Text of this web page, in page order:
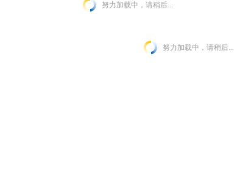
努力加载中，请稍后...
努力加载中，请稍后...